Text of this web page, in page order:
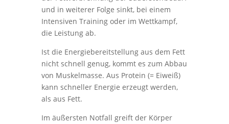
und in weiterer Folge sinkt, bei einem
Intensiven Training oder im Wettkampf,
die Leistung ab.
Ist die Energiebereitstellung aus dem Fett
nicht schnell genug, kommt es zum Abbau
von Muskelmasse. Aus Protein (= Eiweiß)
kann schneller Energie erzeugt werden,
als aus Fett.
Im äußersten Notfall greift der Körper